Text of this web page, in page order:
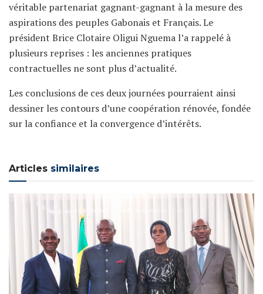
véritable partenariat gagnant-gagnant à la mesure des
aspirations des peuples Gabonais et Français. Le
président Brice Clotaire Oligui Nguema l’a rappelé à
plusieurs reprises : les anciennes pratiques
contractuelles ne sont plus d’actualité.
Les conclusions de ces deux journées pourraient ainsi
dessiner les contours d’une coopération rénovée, fondée
sur la confiance et la convergence d’intérêts.
Articles similaires